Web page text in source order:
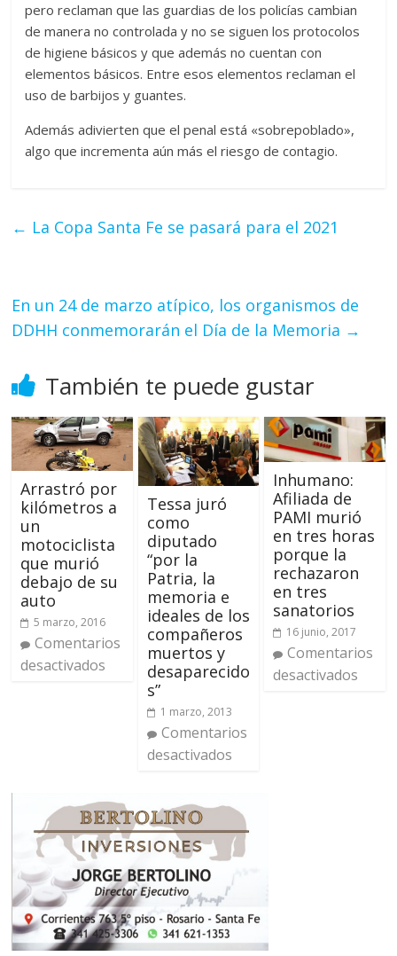
pero reclaman que las guardias de los policías cambian
de manera no controlada y no se siguen los protocolos
de higiene básicos y que además no cuentan con
elementos básicos. Entre esos elementos reclaman el
uso de barbijos y guantes.
Además adivierten que el penal está «sobrepoblado»,
algo que incrementa aún más el riesgo de contagio.
← La Copa Santa Fe se pasará para el 2021
En un 24 de marzo atípico, los organismos de
DDHH conmemorarán el Día de la Memoria →
También te puede gustar
Arrastró por
kilómetros a
un
motociclista
que murió
debajo de su
auto
5 marzo, 2016
Comentarios
desactivados
Tessa juró
como
diputado
“por la
Patria, la
memoria e
ideales de los
compañeros
muertos y
desaparecido
s”
1 marzo, 2013
Comentarios
desactivados
Inhumano:
Afiliada de
PAMI murió
en tres horas
porque la
rechazaron
en tres
sanatorios
16 junio, 2017
Comentarios
desactivados